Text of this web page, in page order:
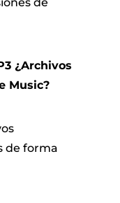
¿Archivos
Music?
de forma